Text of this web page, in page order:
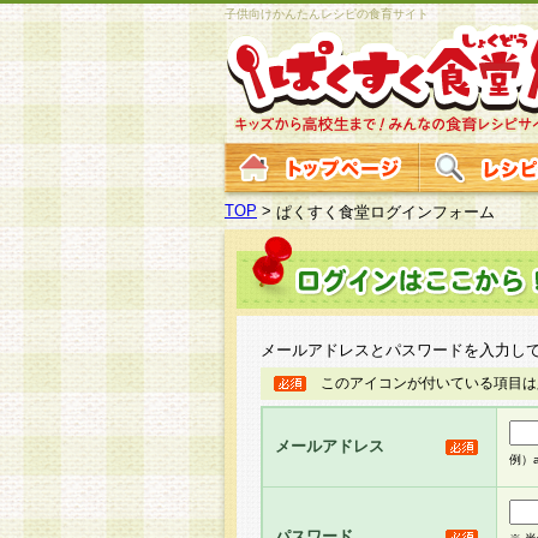
子供向けかんたんレシピの食育サイト
TOP >ぱくすく食堂ログインフォーム
メールアドレスとパスワードを入力し
このアイコンが付いている項目
メールアドレス
例）